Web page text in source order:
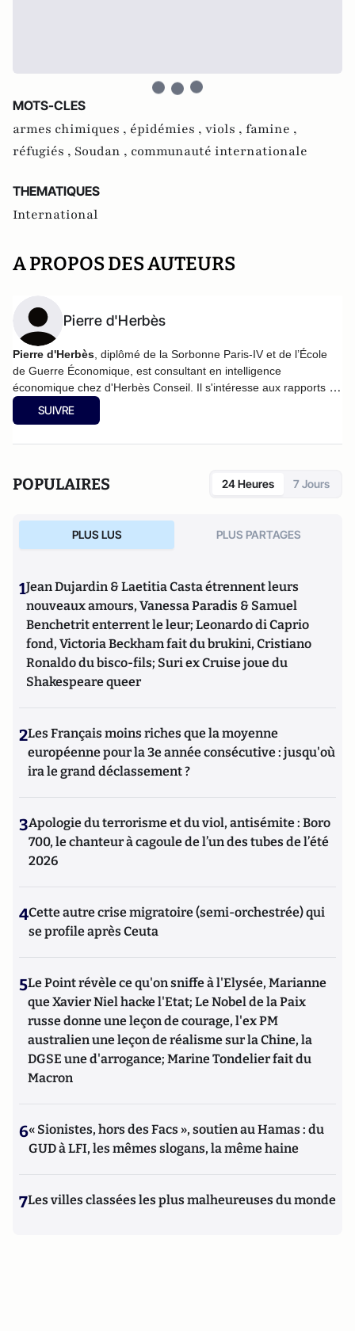
MOTS-CLES
armes chimiques , épidémies , viols , famine ,
réfugiés , Soudan , communauté internationale
THEMATIQUES
International
A PROPOS DES AUTEURS
Pierre d'Herbès
Pierre d'Herbès , diplômé de la Sorbonne Paris-IV et de l’École
de Guerre Économique, est consultant en intelligence
économique chez d'Herbès Conseil . Il s'intéresse aux rapports de
forces internationaux et en décrypte les mécaniques d'influence.
Il est spécialisé dans les questions de défense, d'énergie,
SUIVRE
POPULAIRES 24 Heures 7 Jours
PLUS LUS PLUS PARTAGES
1Jean Dujardin & Laetitia Casta étrennent leurs
nouveaux amours, Vanessa Paradis & Samuel
Benchetrit enterrent le leur; Leonardo di Caprio
fond, Victoria Beckham fait du brukini, Cristiano
Ronaldo du bisco-fils; Suri ex Cruise joue du
Shakespeare queer
2Les Français moins riches que la moyenne
européenne pour la 3e année consécutive : jusqu'où
ira le grand déclassement ?
3Apologie du terrorisme et du viol, antisémite : Boro
700, le chanteur à cagoule de l’un des tubes de l’été
2026
4Cette autre crise migratoire (semi-orchestrée) qui
se profile après Ceuta
5Le Point révèle ce qu'on sniffe à l'Elysée, Marianne
que Xavier Niel hacke l'Etat; Le Nobel de la Paix
russe donne une leçon de courage, l'ex PM
australien une leçon de réalisme sur la Chine, la
DGSE une d'arrogance; Marine Tondelier fait du
Macron
6« Sionistes, hors des Facs », soutien au Hamas : du
GUD à LFI, les mêmes slogans, la même haine
7Les villes classées les plus malheureuses du monde